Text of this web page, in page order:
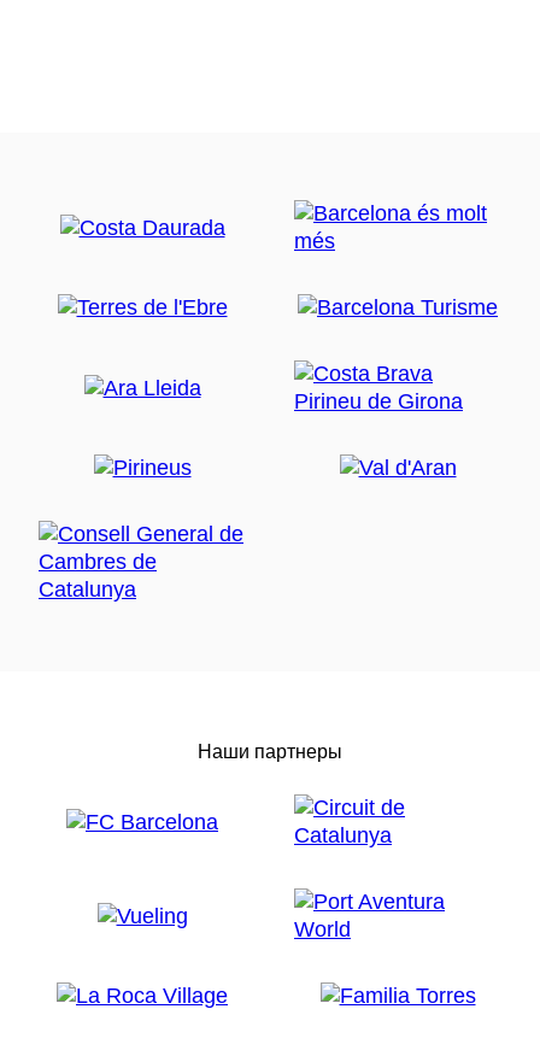
Наши партнеры